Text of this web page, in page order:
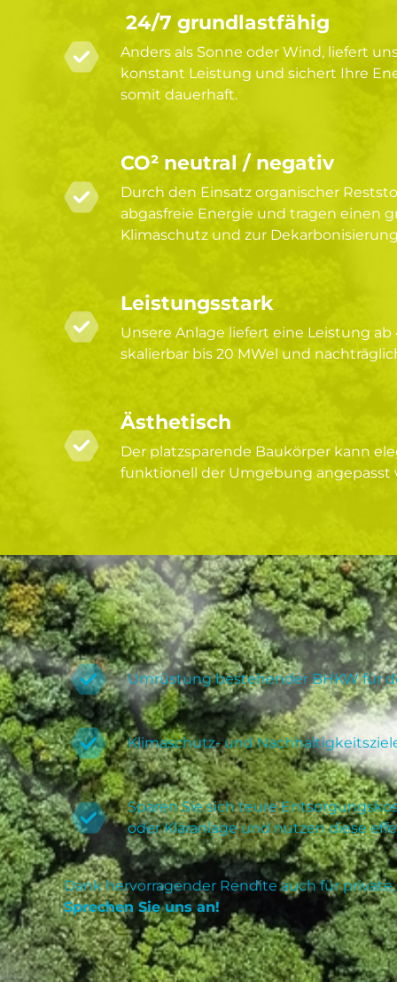
24/7 grundlastfähig
Anders als Sonne oder Wind, liefert
konstant Leistung und sichert Ihre
somit dauerhaft.
CO² neutral / negativ
Durch den Einsatz organischer
abgasfreie Energie und tragen einen
Klimaschutz und zur
Leistungsstark
Unsere Anlage liefert eine Leistung ab
skalierbar bis 20 MWel und
Ästhetisch
Der platzsparende Baukörper kann
funktionell der Umgebung angepasst
Umrüstung bestehender BHKW für
Klimaschutz- und
Sparen Sie sich teure
oder Kläranlage und nutzen diese
Dank hervorragender Rendite auch für
Sprechen Sie uns an!